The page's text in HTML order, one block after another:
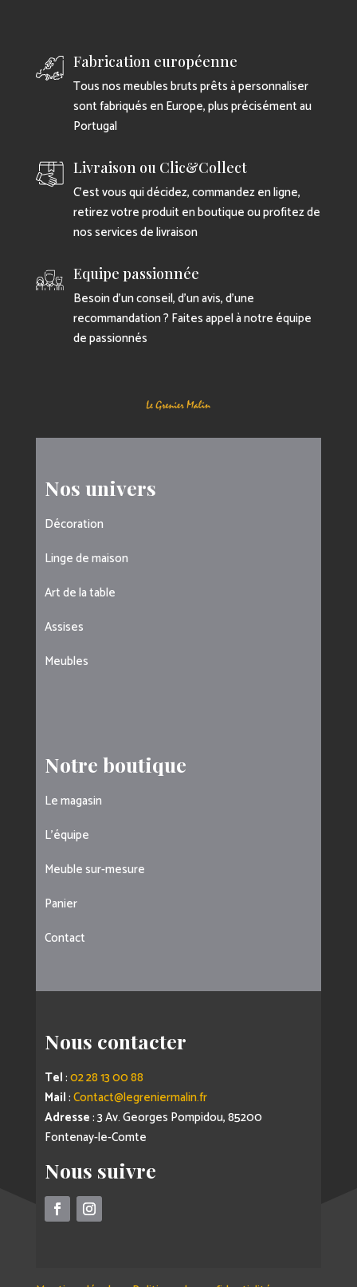
Fabrication européenne
Tous nos meubles bruts prêts à personnaliser
sont fabriqués en Europe, plus précisément au
Portugal
Livraison ou Clic&Collect
C’est vous qui décidez, commandez en ligne,
retirez votre produit en boutique ou profitez de
nos services de livraison
Equipe passionnée
Besoin d’un conseil, d’un avis, d’une
recommandation ? Faites appel à notre équipe
de passionnés
Nos univers
Décoration
Linge de maison
Art de la table
Assises
Meubles
Notre boutique
Le magasin
L’équipe
Meuble sur-mesure
Panier
Contact
Nous contacter
Tel:02 28 13 00 88
Mail:Contact@legreniermalin.fr
Adresse: 3 Av. Georges Pompidou, 85200
Fontenay-le-Comte
Nous suivre